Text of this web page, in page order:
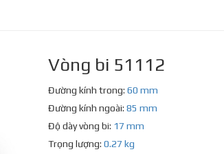
Vòng bi 51112
Đường kính trong: 60 mm
Đường kính ngoài: 85 mm
Độ dày vòng bi: 17 mm
Trọng lượng: 0.27 kg